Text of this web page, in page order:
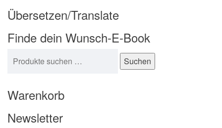
Übersetzen/Translate
Finde dein Wunsch-E-Book
Suchen
Warenkorb
Newsletter